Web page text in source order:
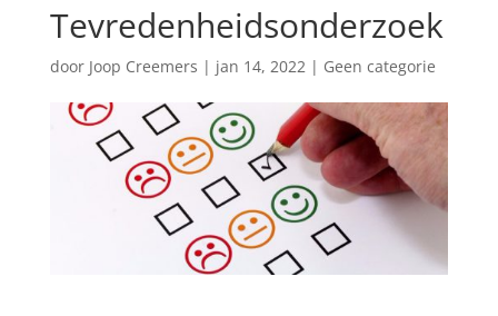
Tevredenheidsonderzoek
door Joop Creemers | jan 14, 2022| Geen categorie